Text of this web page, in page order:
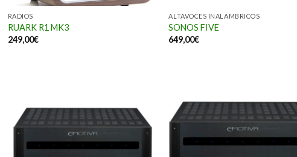
RADIOS
RUARK R1 MK3
249,00€
ALTAVOCES INALÁMBRICOS
SONOS FIVE
649,00€